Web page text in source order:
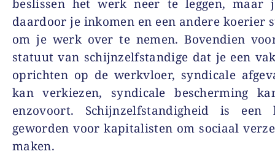
beslissen het werk neer te leggen, maar
daardoor je inkomen en een andere koerier
om je werk over te nemen. Bovendien
statuut van schijnzelfstandige dat je een
oprichten op de werkvloer, syndicale
kan verkiezen, syndicale bescherming
enzovoort. Schijnzelfstandigheid is een
geworden voor kapitalisten om sociaal
maken.